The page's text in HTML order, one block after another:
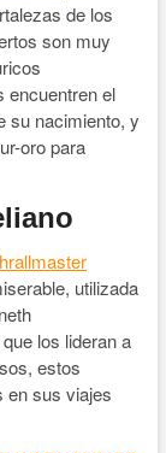
de los
son muy
encuentren el
su nacimiento, y
oro para
utilizada
los lideran a
estos
en sus viajes